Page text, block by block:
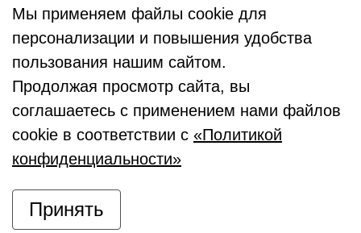
Мы применяем файлы cookie для
персонализации и повышения удобства
пользования нашим сайтом.
Продолжая просмотр сайта, вы
соглашаетесь с применением нами файлов
cookie в соответствии с «Политикой
конфиденциальности»
Принять